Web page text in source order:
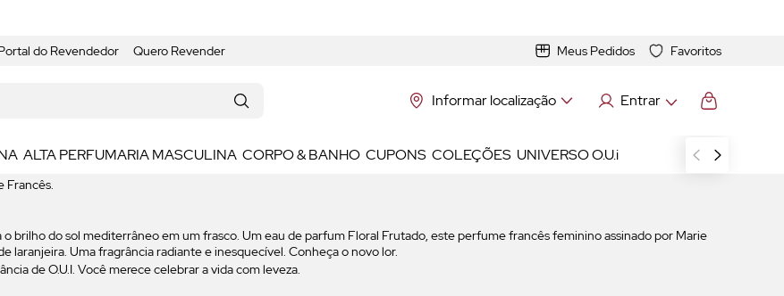
do Revendedor Quero Revender Meus Pedidos Favoritos
Informar localização Entrar
ALTA PERFUMARIA MASCULINA CORPO & BANHO CUPONS COLEÇÕES UNIVERSO O.U.i
brilho do sol mediterrâneo em um frasco. Um eau de parfum Floral Frutado, este perfume francês feminino assinado por Marie
laranjeira. Uma fragrância radiante e inesquecível. Conheça o novo lor.